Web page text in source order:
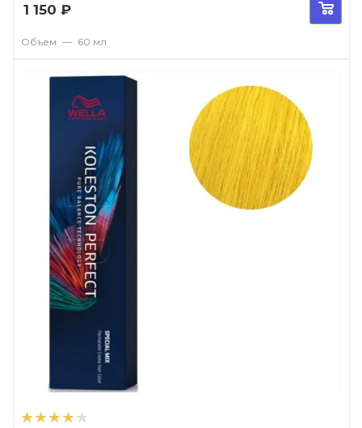
1 150 ₽
Объем — 60 мл